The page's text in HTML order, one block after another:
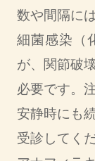
数や間隔に
細菌感染（
が、関節破
必要です。
安静時にも
受診してく